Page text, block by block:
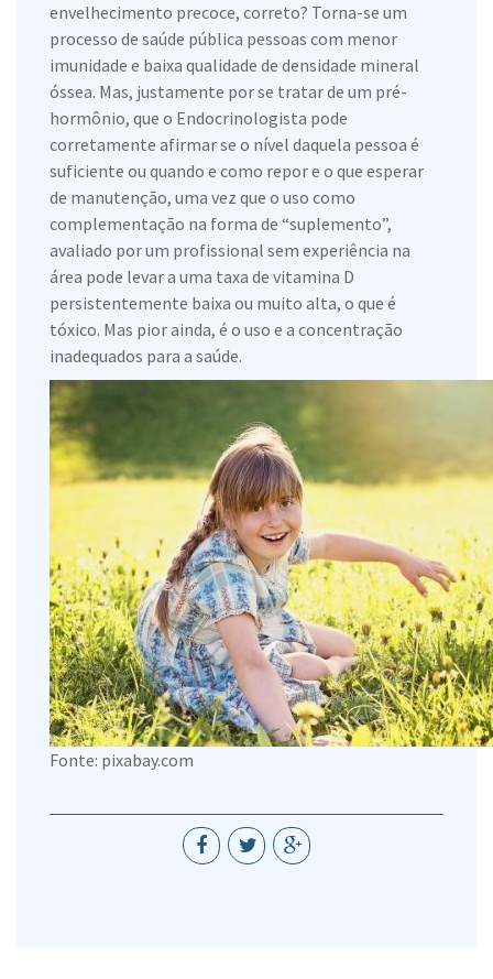
envelhecimento precoce, correto? Torna-se um
processo de saúde pública pessoas com menor
imunidade e baixa qualidade de densidade mineral
óssea. Mas, justamente por se tratar de um pré-
hormônio, que o Endocrinologista pode
corretamente afirmar se o nível daquela pessoa é
suficiente ou quando e como repor e o que esperar
de manutenção, uma vez que o uso como
complementação na forma de “suplemento”,
avaliado por um profissional sem experiência na
área pode levar a uma taxa de vitamina D
persistentemente baixa ou muito alta, o que é
tóxico. Mas pior ainda, é o uso e a concentração
inadequados para a saúde.
Fonte: pixabay.com